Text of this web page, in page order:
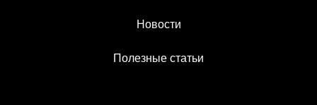
Новости
Полезные статьи